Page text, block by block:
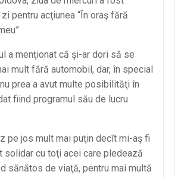
pentru acţiunea “În oraş fără
a menţionat că şi-ar dori să se
mult fără automobil, dar, în special
prea a avut multe posibilităţi în
fiind programul său de lucru
pe jos mult mai puţin decît mi-aş fi
solidar cu toţi acei care pledează
sănătos de viaţă, pentru mai multă